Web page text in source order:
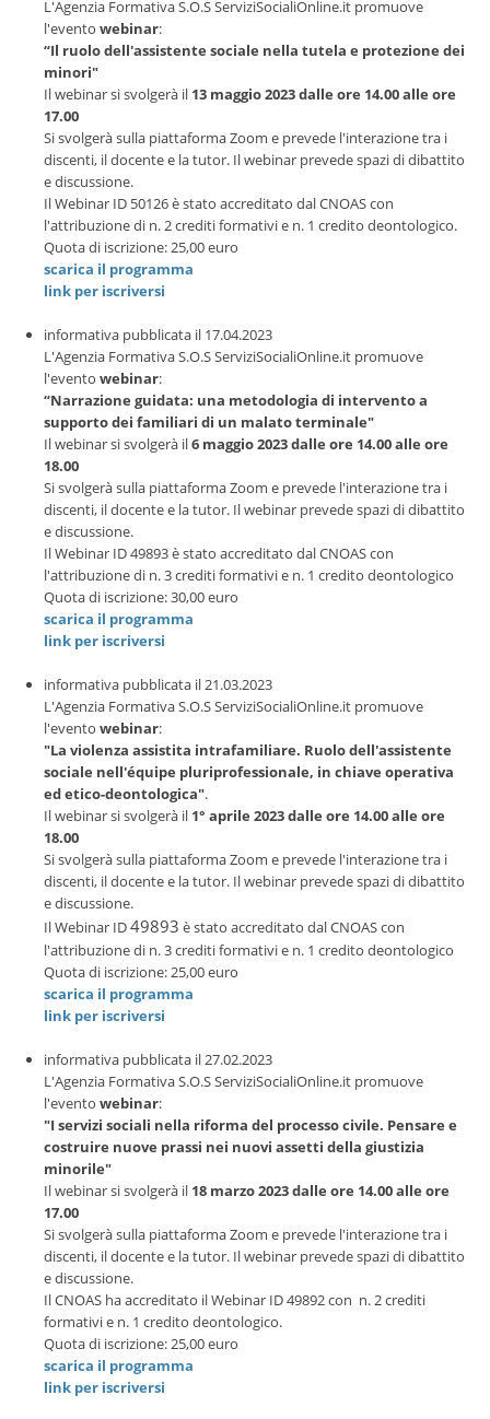
L'Agenzia Formativa S.O.S ServiziSocialiOnline.it promuove
l'evento webinar:
“Il ruolo dell'assistente sociale nella tutela e protezione dei
minori"
Il webinar si svolgerà il 13 maggio 2023 dalle ore 14.00 alle ore
17.00
Si svolgerà sulla piattaforma Zoom e prevede l'interazione tra i
discenti, il docente e la tutor. Il webinar prevede spazi di dibattito
e discussione.
Il Webinar ID 50126 è stato accreditato dal CNOAS con
l'attribuzione di n. 2 crediti formativi e n. 1 credito deontologico.
Quota di iscrizione: 25,00 euro
scarica il programma
link per iscriversi
informativa pubblicata il 17.04.2023
L'Agenzia Formativa S.O.S ServiziSocialiOnline.it promuove
l'evento webinar:
“Narrazione guidata: una metodologia di intervento a
supporto dei familiari di un malato terminale"
Il webinar si svolgerà il6 maggio 2023 dalle ore 14.00 alle ore
18.00
Si svolgerà sulla piattaforma Zoom e prevede l'interazione tra i
discenti, il docente e la tutor. Il webinar prevede spazi di dibattito
e discussione.
Il Webinar ID 49893 è stato accreditato dal CNOAS con
l'attribuzione di n. 3 crediti formativi e n. 1 credito deontologico
Quota di iscrizione: 30,00 euro
scarica il programma
link per iscriversi
informativa pubblicata il 21.03.2023
L'Agenzia Formativa S.O.S ServiziSocialiOnline.it promuove
l'evento webinar:
"La violenza assistita intrafamiliare. Ruolo dell'assistente
sociale nell'équipe pluriprofessionale, in chiave operativa
ed etico-deontologica".
Il webinar si svolgerà il 1° aprile 2023 dalle ore 14.00 alle ore
18.00
Si svolgerà sulla piattaforma Zoom e prevede l'interazione tra i
discenti, il docente e la tutor. Il webinar prevede spazi di dibattito
e discussione.
Il Webinar ID49893 è stato accreditato dal CNOAS con
l'attribuzione di n. 3 crediti formativi e n. 1 credito deontologico
Quota di iscrizione: 25,00 euro
scarica il programma
link per iscriversi
informativa pubblicata il 27.02.2023
L'Agenzia Formativa S.O.S ServiziSocialiOnline.it promuove
l'evento webinar:
"I servizi sociali nella riforma del processo civile. Pensare e
costruire nuove prassi nei nuovi assetti della giustizia
minorile"
Il webinar si svolgerà il 18 marzo 2023 dalle ore 14.00 alle ore
17.00
Si svolgerà sulla piattaforma Zoom e prevede l'interazione tra i
discenti, il docente e la tutor. Il webinar prevede spazi di dibattito
e discussione.
Il CNOAS ha accreditato il Webinar ID 49892 con n. 2 crediti
formativi e n. 1 credito deontologico.
Quota di iscrizione: 25,00 euro
scarica il programma
link per iscriversi